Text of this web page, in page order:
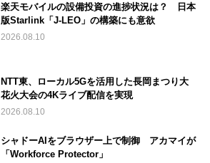
楽天モバイルの設備投資の進捗状況は？ 日本
版Starlink「J-LEO」の構築にも意欲
2026.08.10
NTT東、ローカル5Gを活用した長岡まつり大
花火大会の4Kライブ配信を実現
2026.08.10
シャドーAIをブラウザー上で制御 アカマイが
「Workforce Protector」